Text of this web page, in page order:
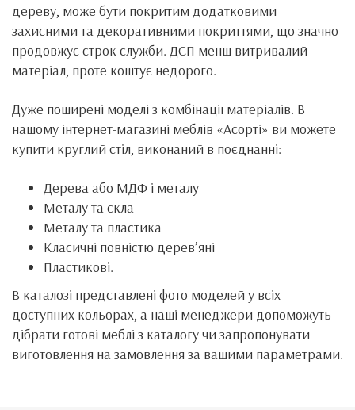
дереву, може бути покритим додатковими
захисними та декоративними покриттями, що значно
продовжує строк служби. ДСП менш витривалий
матеріал, проте коштує недорого.
Дуже поширені моделі з комбінації матеріалів. В
нашому інтернет-магазині меблів «Асорті» ви можете
купити круглий стіл, виконаний в поєднанні:
Дерева або МДФ і металу
Металу та скла
Металу та пластика
Класичні повністю дерев’яні
Пластикові.
В каталозі представлені фото моделей у всіх
доступних кольорах, а наші менеджери допоможуть
дібрати готові меблі з каталогу чи запропонувати
виготовлення на замовлення за вашими параметрами.